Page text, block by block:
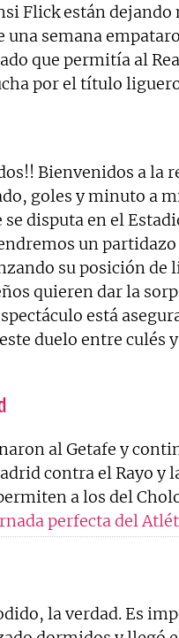
Flick están dejando
una semana
que permitía al
por el título
Bienvenidos a
goles y minuto a
se disputa en el
un
su posición de
quieren dar la
está
duelo entre culés
al Getafe y
contra el Rayo y
a los del
perfecta del
la verdad. Es